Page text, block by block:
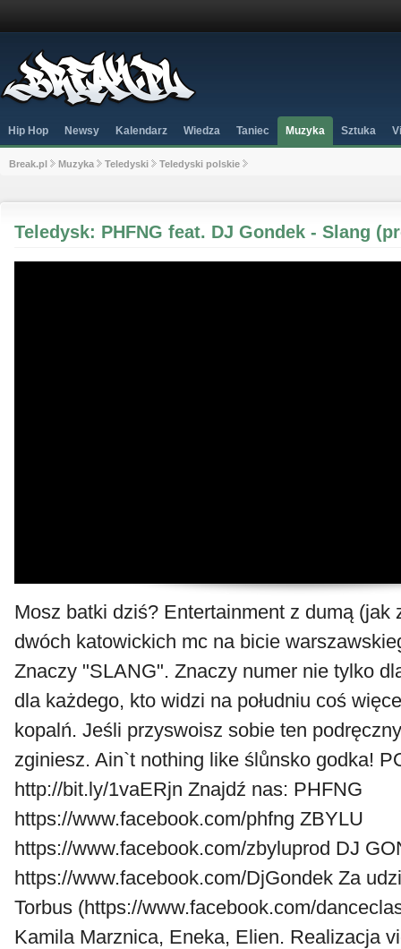
Hip Hop Newsy Kalendarz Wiedza Taniec Muzyka Sztuka
Break.pl Muzyka Teledyski Teledyski polskie
Teledysk: PHFNG feat. DJ Gondek - Slang
Mosz batki dziś? Entertainment z dumą (jak
dwóch katowickich mc na bicie
Znaczy "SLANG". Znaczy numer nie tylko
dla każdego, kto widzi na południu coś
kopalń. Jeśli przyswoisz sobie ten
zginiesz. Ain`t nothing like ślůnsko godka!
http://bit.ly/1vaERjn Znajdź nas: PHFNG
https://www.facebook.com/phfng ZBYLU
https://www.facebook.com/zbyluprod DJ
https://www.facebook.com/DjGondek Za
Torbus (https://www.facebook.com/
Kamila Marznica, Eneka, Elien. Realizacja